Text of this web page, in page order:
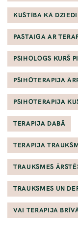
KUSTĪBA KĀ
PASTAIGA AR
PSIHOLOGS KURŠ
PSIHOTERAPIJA
PSIHOTERAPIJA
TERAPIJA DABĀ
TERAPIJA
TRAUKSMES
TRAUKSMES UN
VAI TERAPIJA